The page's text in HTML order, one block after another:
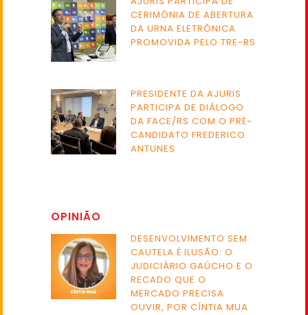
CERIMÔNIA DE ABERTURA
DA URNA ELETRÔNICA
PROMOVIDA PELO TRE-RS
PRESIDENTE DA AJURIS
PARTICIPA DE DIÁLOGO
DA FACE/RS COM O PRÉ-
CANDIDATO FREDERICO
ANTUNES
OPINIÃO
DESENVOLVIMENTO SEM
CAUTELA É ILUSÃO: O
JUDICIÁRIO GAÚCHO E O
RECADO QUE O
MERCADO PRECISA
OUVIR, POR CÍNTIA MUA